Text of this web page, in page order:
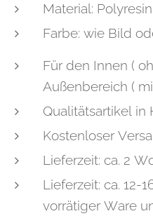
Material:
Farbe: wie Bild
Für den Innen (
Außenbereich (
Qualitätsartikel in
Kostenloser
Lieferzeit: ca. 2
Lieferzeit: ca. 12-
vorrätiger Ware